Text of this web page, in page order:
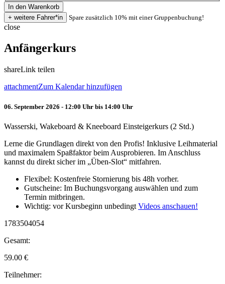
Spare zusätzlich 10% mit einer Gruppenbuchung!
close
Anfängerkurs
shareLink teilen
attachmentZum Kalendar hinzufügen
06. September 2026 - 12:00 Uhr bis 14:00 Uhr
Wasserski, Wakeboard & Kneeboard Einsteigerkurs (2 Std.)
Lerne die Grundlagen direkt von den Profis! Inklusive Leihmaterial
und maximalem Spaßfaktor beim Ausprobieren. Im Anschluss
kannst du direkt sicher im „Üben-Slot“ mitfahren.
Flexibel: Kostenfreie Stornierung bis 48h vorher.
Gutscheine: Im Buchungsvorgang auswählen und zum
Termin mitbringen.
Wichtig: vor Kursbeginn unbedingt Videos anschauen!
1783504054
Gesamt:
59.00 €
Teilnehmer: